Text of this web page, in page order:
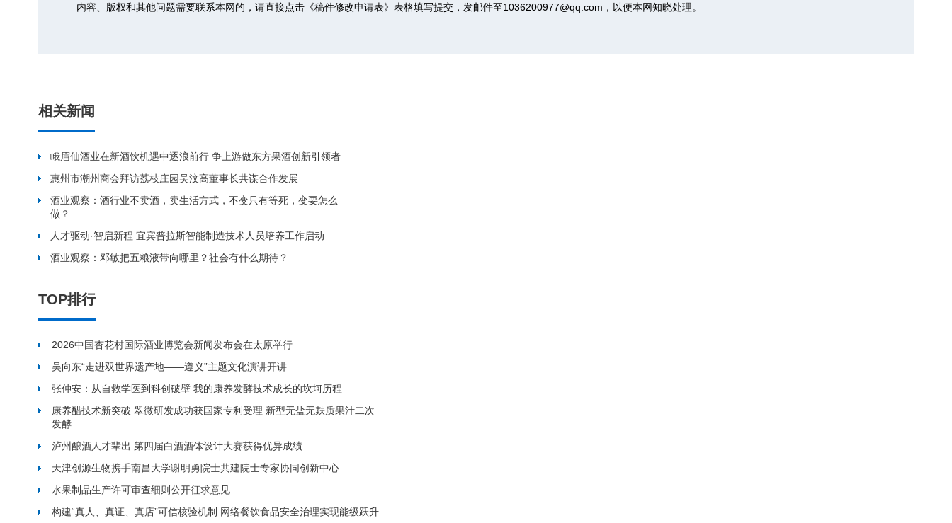
内容、版权和其他问题需要联系本网的，请直接点击《稿件修改申请表》 表格填写提交，发邮件至1036200977@qq.com，以便本网知晓处理。
相关新闻
峨眉仙酒业在新酒饮机遇中逐浪前行 争上游做东方果酒创新引领者
惠州市潮州商会拜访荔枝庄园吴汶高董事长共谋合作发展
酒业观察：酒行业不卖酒，卖生活方式，不变只有等死，变要怎么
做？
人才驱动·智启新程 宜宾普拉斯智能制造技术人员培养工作启动
酒业观察：邓敏把五粮液带向哪里？社会有什么期待？
TOP排行
2026中国杏花村国际酒业博览会新闻发布会在太原举行
吴向东“走进双世界遗产地——遵义”主题文化演讲开讲
张仲安：从自救学医到科创破壁 我的康养发酵技术成长的坎坷历程
康养醋技术新突破 翠微研发成功获国家专利受理 新型无盐无麸质果汁二次
发酵
泸州酿酒人才辈出 第四届白酒酒体设计大赛获得优异成绩
天津创源生物携手南昌大学谢明勇院士共建院士专家协同创新中心
水果制品生产许可审查细则公开征求意见
构建“真人、真证、真店”可信核验机制 网络餐饮食品安全治理实现能级跃升